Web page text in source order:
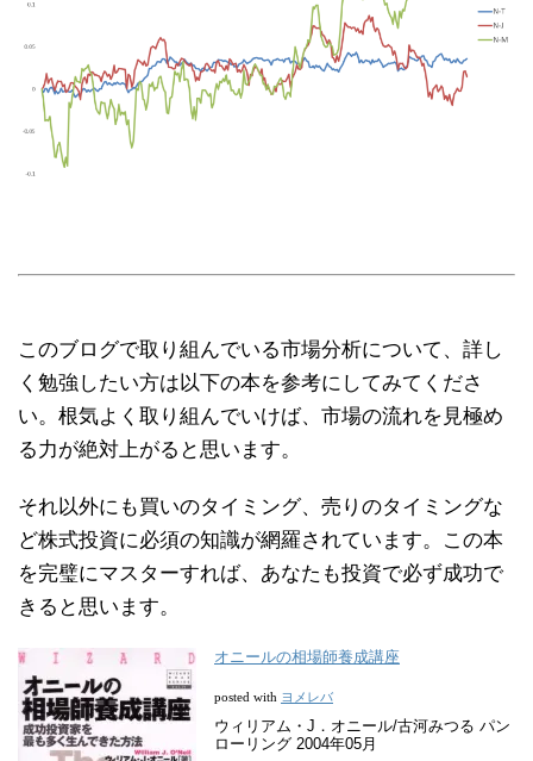
このブログで取り組んでいる市場分析について、詳し
く勉強したい方は以下の本を参考にしてみてくださ
い。根気よく取り組んでいけば、市場の流れを見極め
る力が絶対上がると思います。
それ以外にも買いのタイミング、売りのタイミングな
ど株式投資に必須の知識が網羅されています。この本
を完璧にマスターすれば、あなたも投資で必ず成功で
きると思います。
オニールの相場師養成講座
posted with ヨメレバ
ウィリアム・J．オニール/古河みつる パン
ローリング 2004年05月